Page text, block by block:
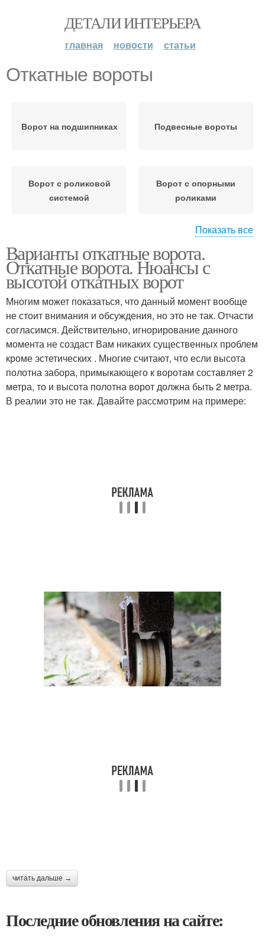
ДЕТАЛИ ИНТЕРЬЕРА
главная новости статьи
Откатные вороты
Ворот на подшипниках Подвесные вороты
Ворот с роликовой
системой
Ворот с опорными
роликами
материалов
Показать все
Варианты откатные ворота.
Откатные ворота. Нюансы с
высотой откатных ворот
Многим может показаться, что данный момент вообще
не стоит внимания и обсуждения, но это не так. Отчасти
согласимся. Действительно, игнорирование данного
момента не создаст Вам никаких существенных проблем
кроме эстетических . Многие считают, что если высота
полотна забора, примыкающего к воротам составляет 2
метра, то и высота полотна ворот должна быть 2 метра.
В реалии это не так. Давайте рассмотрим на примере:
читать дальше →
Последние обновления на сайте: